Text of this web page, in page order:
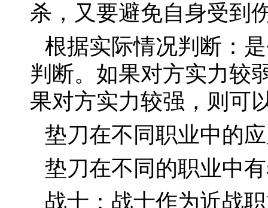
杀，又要避免自身受到
根据实际情况判断：
判断。如果对方实力较
果对方实力较强，则可
垫刀在不同职业中的
垫刀在不同的职业中
战士：战士作为近战